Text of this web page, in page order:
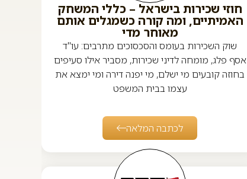
חוזי שכירות בישראל – כללי המשחק
האמיתיים, ומה קורה כשמגלים אותם
מאוחר מדי
שוק השכירות בעומס והסכסוכים מתרבים: עו"ד
אסף פלג, מומחה לדיני שכירות, מסביר אילו סעיפים
בחוזה קובעים מי ישלם, מי יפנה דירה ומי ימצא את
עצמו בבית המשפט
לכתבה המלאה